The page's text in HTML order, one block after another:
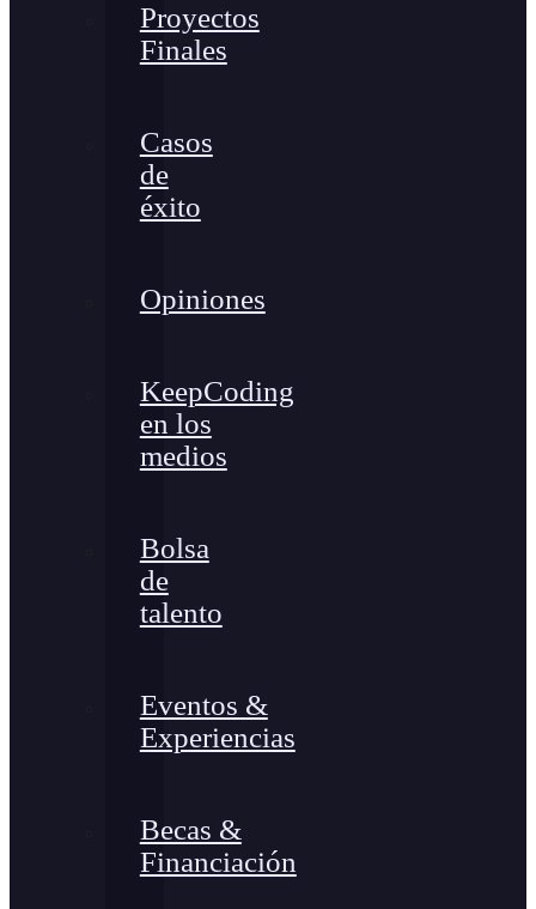
Proyectos
Finales
Casos
de
éxito
Opiniones
KeepCoding
en los
medios
Bolsa
de
talento
Eventos &
Experiencias
Becas &
Financiación